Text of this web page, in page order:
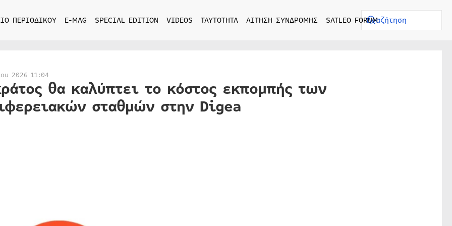
ΠΕΡΙΟΔΙΚΟΥ E-MAG SPECIAL EDITION VIDEOS ΤΑΥΤΟΤΗΤΑ ΑΙΤΗΣΗ ΣΥΝΔΡΟΜΗΣ SATLEO FORUM
2026 11:04
θα καλύπτει το κόστος εκπομπής των
σταθμών στην Digea